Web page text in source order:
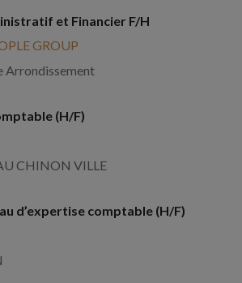
et Financier F/H
GROUP
Arrondissement
(H/F)
CHINON VILLE
d’expertise comptable (H/F)